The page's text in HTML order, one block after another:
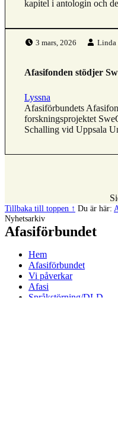
kapitel i antologin och
Afasifonden stödjer
Lyssna
Afasiförbundets
forskningsprojektet
Schalling vid Uppsala
Publicerad den:
3 mars, 2026 Linda
Tillbaka till toppen ↑ Du är här:
Nyhetsarkiv
Afasiförbundet
Hem
Afasiförbundet
Vi påverkar
Afasi
Språkstörning/DLD